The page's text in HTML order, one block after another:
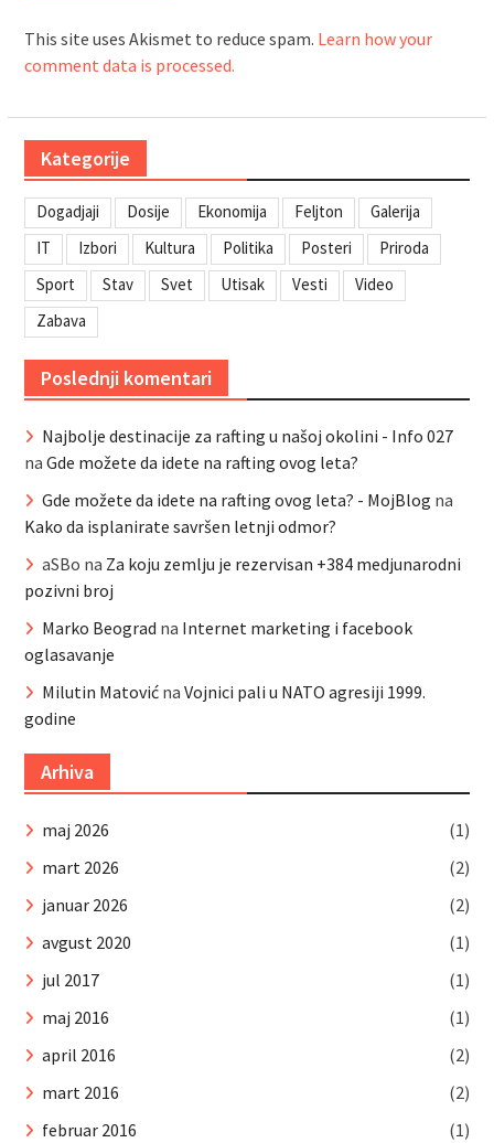
This site uses Akismet to reduce spam. Learn how your
comment data is processed.
Kategorije
Dogadjaji Dosije Ekonomija Feljton
Galerija
IT
Izbori Kultura Politika Posteri
Priroda
Sport
Stav Svet Utisak Vesti
Video
Zabava
Poslednji komentari
Najbolje destinacije za rafting u našoj okolini - Info 027
na Gde možete da idete na rafting ovog leta?
Gde možete da idete na rafting ovog leta? - MojBlog na
Kako da isplanirate savršen letnji odmor?
aSBo na Za koju zemlju je rezervisan +384 medjunarodni
pozivni broj
Marko Beograd na Internet marketing i facebook
oglasavanje
Milutin Matovićna Vojnici pali u NATO agresiji 1999.
godine
Arhiva
maj 2026
(1)
mart 2026
(2)
januar 2026
(2)
avgust 2020
(1)
jul 2017
(1)
maj 2016
(1)
april 2016
(2)
mart 2016
(2)
februar 2016
(1)